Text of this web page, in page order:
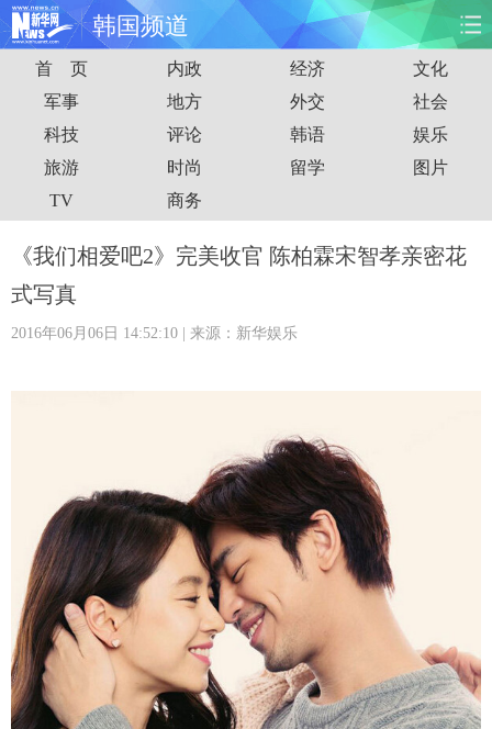
韩国频道
首页 时政 国际 财经
娱乐 体育 人事 教育
时尚 思客
港澳 台湾 华人 汽车
科技
军事
富媒体 摄影 新华广播
新华电视中文 新华电视英文
首 页 内政 经济
文化
军事
地方 外交
社会
科技
评论 韩语
娱乐
旅游
时尚 留学
图片
TV
商务
《我们相爱吧2》完美收官 陈柏霖宋智孝亲密花
式写真
2016年06月06日 14:52:10 | 来源：新华娱乐